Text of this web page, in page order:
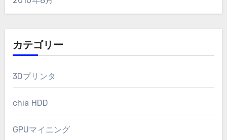
カテゴリー
3Dプリンタ
chia HDD
GPUマイニング